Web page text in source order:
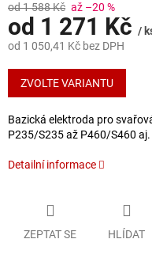
od 1 588 Kč až –20 %
od 1 271 Kč /
od 1 050,41 Kč bez DPH
Měrná
cena:
ZVOLTE VARIANTU
Bazická elektroda pro
P235/S235 až P460/S460
Detailní informace
ZEPTAT SE HLÍDAT